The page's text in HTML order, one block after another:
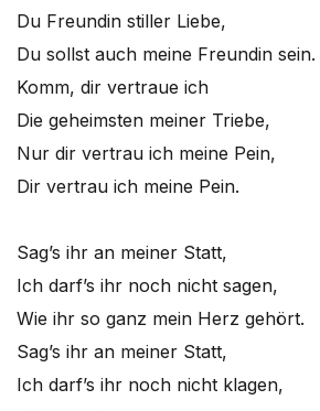
Du Freundin stiller Liebe,
Du sollst auch meine Freundin sein.
Komm, dir vertraue ich
Die geheimsten meiner Triebe,
Nur dir vertrau ich meine Pein,
Dir vertrau ich meine Pein.
Sag’s ihr an meiner Statt,
Ich darf’s ihr noch nicht sagen,
Wie ihr so ganz mein Herz gehört.
Sag’s ihr an meiner Statt,
Ich darf’s ihr noch nicht klagen,